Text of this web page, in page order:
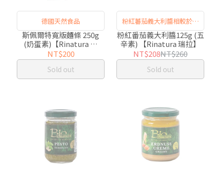
德國天然食品
斯佩爾特寬版麵條 250g
(奶蛋素)【Rinatura 瑞
拉】
NT$200
Sold out
粉紅蕃茄義大利醬相較於傳
統番茄義大利醬，油脂更為
豐富，番茄鮮甜味更加明
顯。
粉紅番茄義大利醬125g (五
辛素) 【Rinatura 瑞拉】
NT$208NT$260
Sold out